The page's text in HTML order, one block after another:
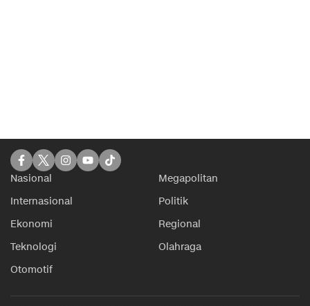
Nasional
Megapolitan
Internasional
Politik
Ekonomi
Regional
Teknologi
Olahraga
Otomotif